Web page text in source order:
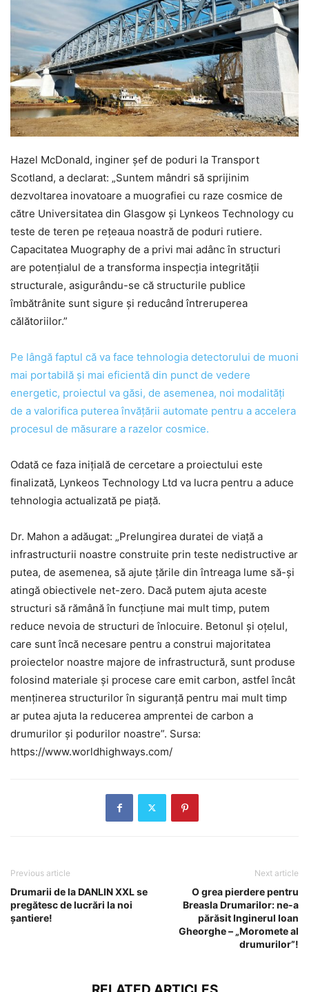
Hazel McDonald, inginer șef de poduri la Transport
Scotland, a declarat: „Suntem mândri să sprijinim
dezvoltarea inovatoare a muografiei cu raze cosmice de
către Universitatea din Glasgow și Lynkeos Technology cu
teste de teren pe rețeaua noastră de poduri rutiere.
Capacitatea Muography de a privi mai adânc în structuri
are potențialul de a transforma inspecția integrității
structurale, asigurându-se că structurile publice
îmbătrânite sunt sigure și reducând întreruperea
călătoriilor.”
Pe lângă faptul că va face tehnologia detectorului de muoni
mai portabilă și mai eficientă din punct de vedere
energetic, proiectul va găsi, de asemenea, noi modalități
de a valorifica puterea învățării automate pentru a accelera
procesul de măsurare a razelor cosmice.
Odată ce faza inițială de cercetare a proiectului este
finalizată, Lynkeos Technology Ltd va lucra pentru a aduce
tehnologia actualizată pe piață.
Dr. Mahon a adăugat: „Prelungirea duratei de viață a
infrastructurii noastre construite prin teste nedistructive ar
putea, de asemenea, să ajute țările din întreaga lume să-și
atingă obiectivele net-zero. Dacă putem ajuta aceste
structuri să rămână în funcțiune mai mult timp, putem
reduce nevoia de structuri de înlocuire. Betonul și oțelul,
care sunt încă necesare pentru a construi majoritatea
proiectelor noastre majore de infrastructură, sunt produse
folosind materiale și procese care emit carbon, astfel încât
menținerea structurilor în siguranță pentru mai mult timp
ar putea ajuta la reducerea amprentei de carbon a
drumurilor și podurilor noastre”. Sursa:
https://www.worldhighways.com/
Previous article
Drumarii de la DANLIN XXL se
pregătesc de lucrări la noi
șantiere!
Next article
O grea pierdere pentru
Breasla Drumarilor: ne-a
părăsit Inginerul Ioan
Gheorghe – „Moromete al
drumurilor”!